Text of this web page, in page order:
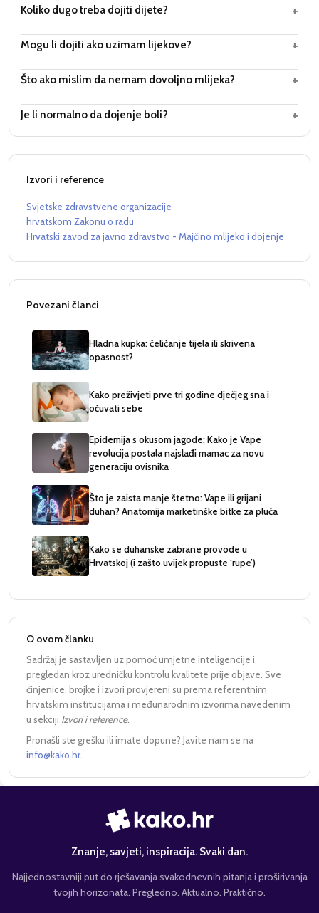
Koliko dugo treba dojiti dijete? +
Mogu li dojiti ako uzimam lijekove? +
Što ako mislim da nemam dovoljno mlijeka? +
Je li normalno da dojenje boli? +
Izvori i reference
Svjetske zdravstvene organizacije
hrvatskom Zakonu o radu
Hrvatski zavod za javno zdravstvo - Majčino mlijeko i dojenje
Povezani članci
Hladna kupka: čeličanje tijela ili skrivena
opasnost?
Kako preživjeti prve tri godine dječjeg sna i
očuvati sebe
Epidemija s okusom jagode: Kako je Vape
revolucija postala najslađi mamac za novu
generaciju ovisnika
Što je zaista manje štetno: Vape ili grijani
duhan? Anatomija marketinške bitke za pluća
Kako se duhanske zabrane provode u
Hrvatskoj (i zašto uvijek propuste ‘rupe’)
O ovom članku
Sadržaj je sastavljen uz pomoć umjetne inteligencije i
pregledan kroz uredničku kontrolu kvalitete prije objave. Sve
činjenice, brojke i izvori provjereni su prema referentnim
hrvatskim institucijama i međunarodnim izvorima navedenim
u sekciji Izvori i reference.
Pronašli ste grešku ili imate dopune? Javite nam se na
info@kako.hr
Znanje, savjeti, inspiracija. Svaki dan.
Najjednostavniji put do rješavanja svakodnevnih pitanja i proširivanja
tvojih horizonata. Pregledno. Aktualno. Praktično.